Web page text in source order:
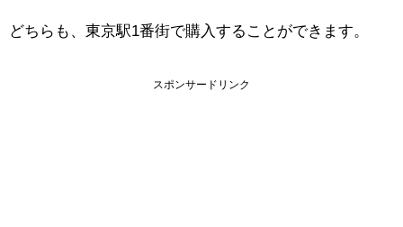
どちらも、東京駅1番街で購入することができます。
スポンサードリンク